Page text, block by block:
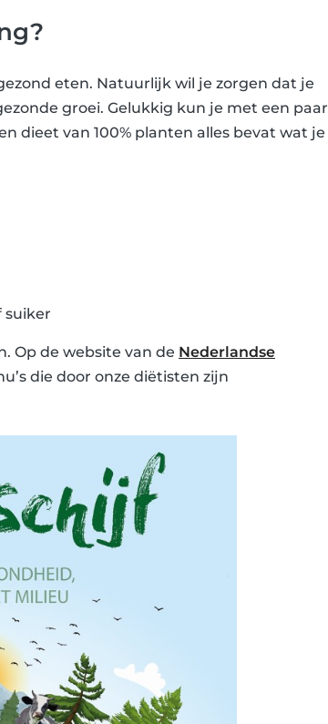
eten. Natuurlijk wil je zorgen dat je
groei. Gelukkig kun je met een paar
dieet van 100% planten alles bevat wat je
suiker
Op de website van de Nederlandse
die door onze diëtisten zijn